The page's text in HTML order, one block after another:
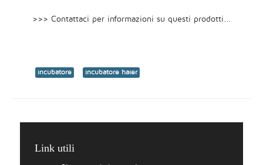
>>> Contattaci per informazioni su questi prodotti...
incubatore incubatore haier
Link utili